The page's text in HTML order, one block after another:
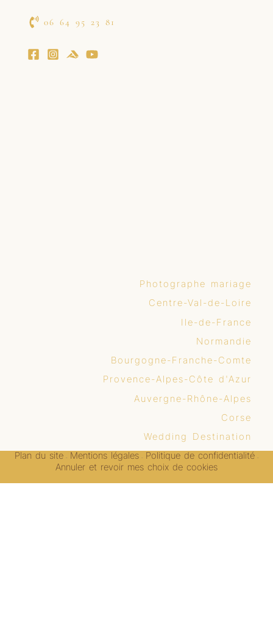
06 64 95 23 81
Photographe mariage
Centre-Val-de-Loire
Ile-de-France
Normandie
Bourgogne-Franche-Comte
Provence-Alpes-Côte d'Azur
Auvergne-Rhône-Alpes
Corse
Wedding Destination
Plan du site- Mentions légales- Politique de confidentialité-
Annuler et revoir mes choix de cookies